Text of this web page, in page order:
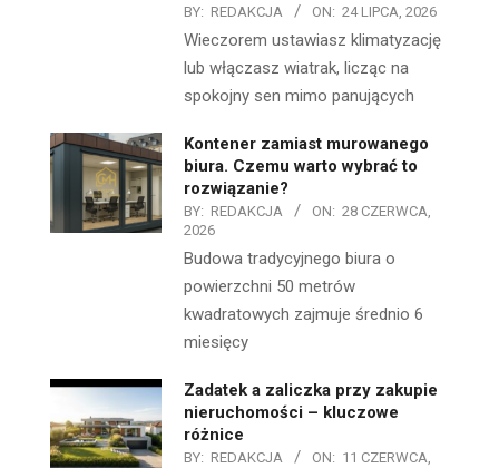
BY: REDAKCJA ON: 24 LIPCA, 2026
Wieczorem ustawiasz klimatyzację
lub włączasz wiatrak, licząc na
spokojny sen mimo panujących
Kontener zamiast murowanego
biura. Czemu warto wybrać to
rozwiązanie?
BY: REDAKCJA ON: 28 CZERWCA,
2026
Budowa tradycyjnego biura o
powierzchni 50 metrów
kwadratowych zajmuje średnio 6
miesięcy
Zadatek a zaliczka przy zakupie
nieruchomości – kluczowe
różnice
BY: REDAKCJA ON: 11 CZERWCA,